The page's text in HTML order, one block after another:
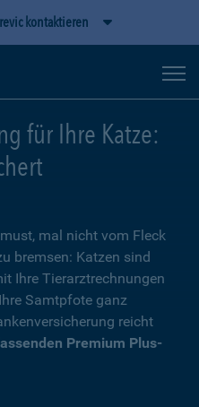
kontaktieren
für Ihre Katze:
mal nicht vom Fleck
bremsen: Katzen sind
Ihre Tierarztrechnungen
Samtpfote ganz
reicht
Premium Plus-